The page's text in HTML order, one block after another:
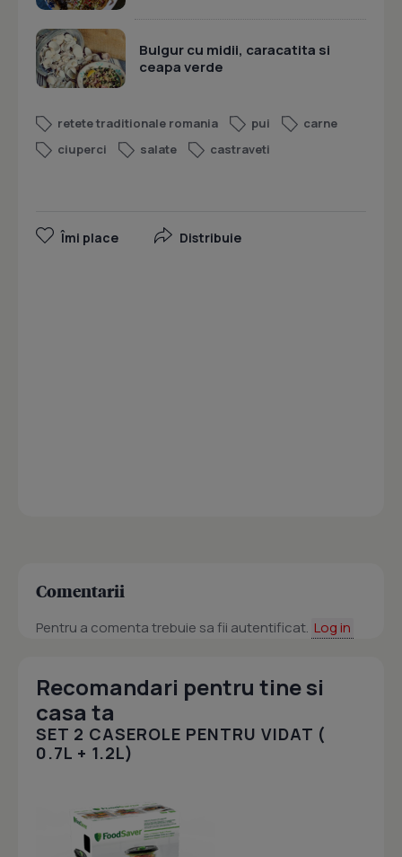
Bulgur cu midii, caracatita si
ceapa verde
retete traditionale romania pui
carne
ciuperci
salate castraveti
Îmi place Distribuie
Comentarii
Pentru a comenta trebuie sa fii autentificat. Log in
Recomandari pentru tine si
casa ta
SET 2 CASEROLE PENTRU VIDAT (
0.7L + 1.2L)